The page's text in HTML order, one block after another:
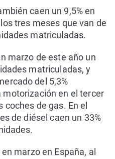
caen un 9,5% en
tres meses que van de
matriculadas.
marzo de este año un
matriculadas, y
del 5,3%
en el tercer
de gas. En el
de diésel caen un 33%
marzo en España, al